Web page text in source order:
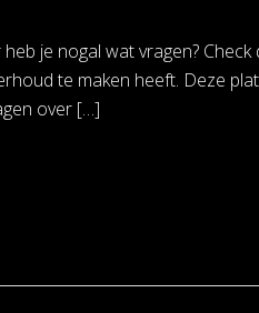
je nogal wat vragen?
te maken heeft. Deze
over […]